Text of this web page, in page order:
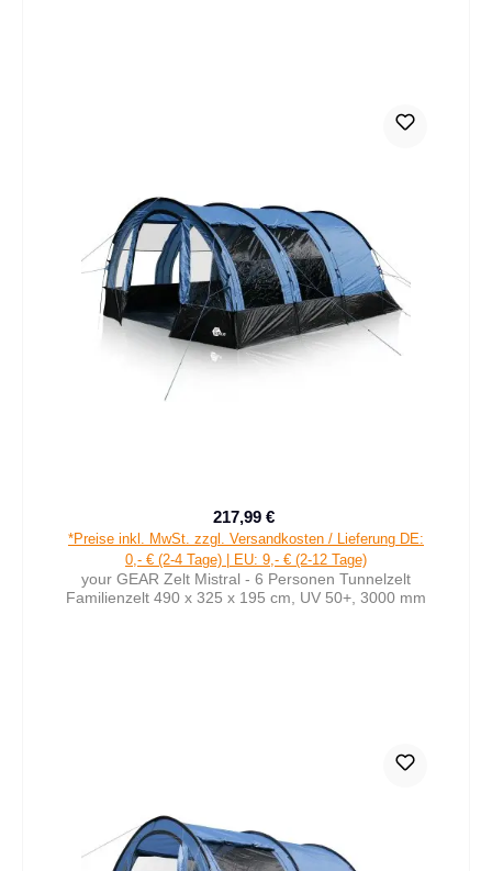
Verkaufspreis:
217,99 €
*Preise inkl. MwSt. zzgl. Versandkosten / Lieferung DE:
0,- € (2-4 Tage) | EU: 9,- € (2-12 Tage)
your GEAR Zelt Mistral - 6 Personen Tunnelzelt
Familienzelt 490 x 325 x 195 cm, UV 50+, 3000 mm